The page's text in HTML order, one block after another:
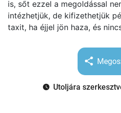
is, sőt ezzel a megoldással
intézhetjük, de kifizethetjük
taxit, ha éjjel jön haza, és
Utoljára